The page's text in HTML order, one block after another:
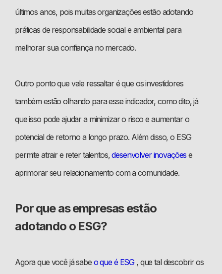
últimos anos, pois muitas organizações estão adotando
práticas de responsabilidade social e ambiental para
melhorar sua confiança no mercado.
Outro ponto que vale ressaltar é que os investidores
também estão olhando para esse indicador, como dito, já
que isso pode ajudar a minimizar o risco e aumentar o
potencial de retorno a longo prazo. Além disso, o ESG
permite atrair e reter talentos,desenvolver inovações e
aprimorar seu relacionamento com a comunidade.
Por que as empresas estão
adotando o ESG?
Agora que você já sabe o que é ESG, que tal descobrir os